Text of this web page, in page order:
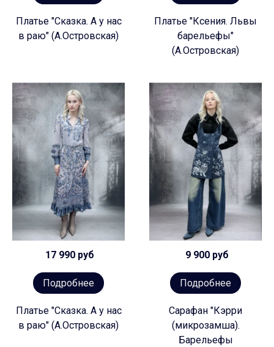
Платье "Сказка. А у нас
в раю" (А.Островская)
Платье "Ксения. Львы
барельефы"
(А.Островская)
17 990 руб
Подробнее
Платье "Сказка. А у нас
в раю" (А.Островская)
9 900 руб
Подробнее
Сарафан "Кэрри
(микрозамша).
Барельефы